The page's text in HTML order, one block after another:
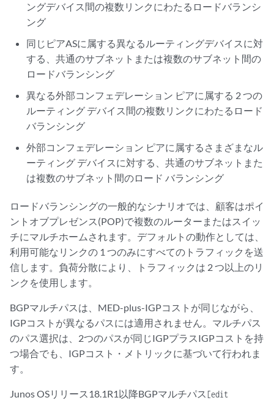
ングデバイス間の複数リンクにわたるロードバランシ
ング
同じピアASに属する異なるルーティングデバイスに対
する、共通のサブネットまたは複数のサブネット間の
ロードバランシング
異なる外部コンフェデレーション ピアに属する 2 つの
ルーティング デバイス間の複数リンクにわたるロード
バランシング
外部コンフェデレーション ピアに属するさまざまなル
ーティング デバイスに対する、共通のサブネットまた
は複数のサブネット間のロード バランシング
ロードバランシングの一般的なシナリオでは、顧客はポイ
ントオブプレゼンス(POP)で複数のルーターまたはスイッ
チにマルチホームされます。デフォルトの動作としては、
利用可能なリンクの 1 つのみにすべてのトラフィックを送
信します。負荷分散により、トラフィックは 2 つ以上のリ
ンクを使用します。
BGPマルチパスは、MED-plus-IGPコストが同じながら、
IGPコストが異なるパスには適用されません。マルチパス
のパス選択は、2つのパスが同じIGPプラスIGPコストを持
つ場合でも、IGPコスト・メトリックに基づいて行われま
す。
Junos OSリリース18.1R1以降BGPマルチパス [edit